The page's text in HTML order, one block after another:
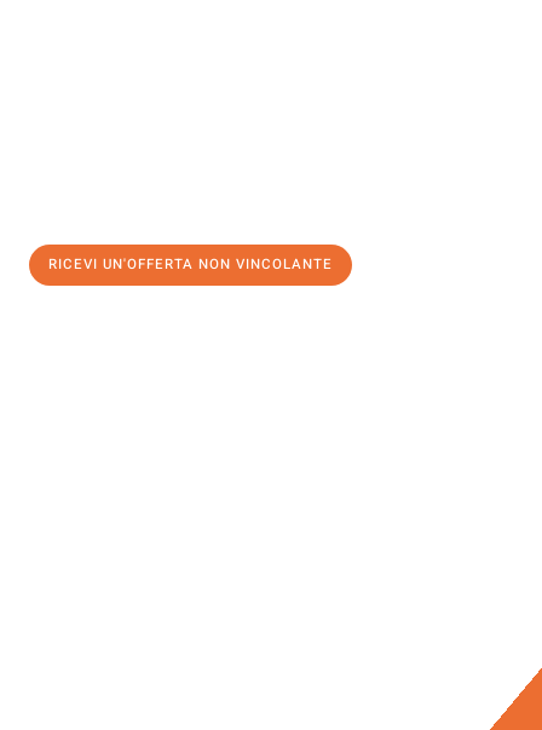
RICEVI UN'OFFERTA NON VINCOLANTE